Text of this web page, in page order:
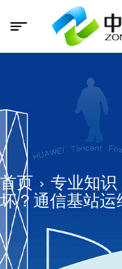
首页 专业知识
坏？通信基站